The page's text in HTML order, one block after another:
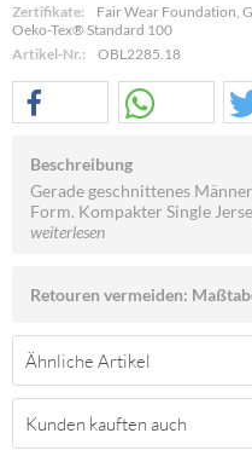
Zertifikate:
Fair Wear Foundation,
Oeko-Tex® Standard 100
Artikel-Nr.:
OBL2285.18
Beschreibung
Gerade geschnittenes
Form. Kompakter Single
weiterlesen
Retouren vermeiden:
Ähnliche Artikel
Kunden kauften auch